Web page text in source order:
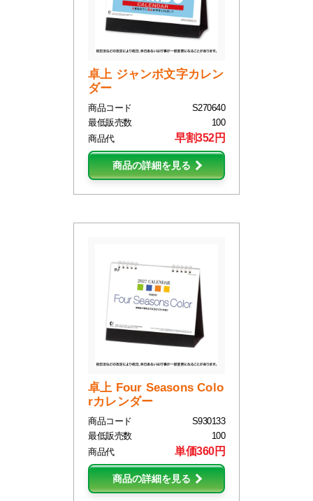
卓上 ジャンボ文字カレン
ダー
商品コード
S270640
最低販売数
100
商品代
早割352円
商品の詳細を見る
卓上 Four Seasons Colo
rカレンダー
商品コード
S930133
最低販売数
100
商品代
単価360円
商品の詳細を見る